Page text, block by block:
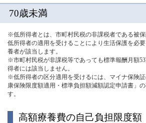
70歳未満
※低所得者とは、市町村民税の非課税者である被
低所得者の適用を受けることにより生活保護を必
養者が該当します。
※市町村民税が非課税等であっても標準報酬月額
得者には該当しません。
※低所得者の区分適用を受けるには、マイナ保険
康保険限度額適用・標準負担額減額認定申請書」
す。
高額療養費の自己負担限度額